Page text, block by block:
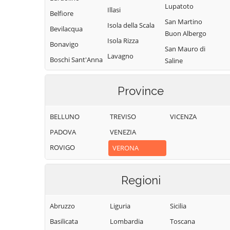
Belfiore
Bevilacqua
Bonavigo
Boschi Sant'Anna
Bosco
Brentino Belluno
Brenzone sul
Garda
Bussolengo
Caprino
Veronese
Illasi
Isola della Scala
Isola Rizza
Lavagno
Lazise
Legnago
Marano di
Valpolicella
Mezzane di Sotto
Minerbe
Montecchia di
Crosara
Monteforte
Lupatoto
San Martino
Buon Albergo
San Mauro di
Saline
San Pietro di
Cariano
Montagna
Sanguinetto
Province
BELLUNO
PADOVA
ROVIGO
TREVISO
VENEZIA
VERONA
VICENZA
Regioni
Abruzzo
Basilicata
Liguria
Lombardia
Sicilia
Toscana